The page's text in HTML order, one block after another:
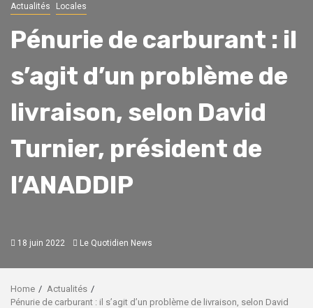
Actualités Locales
Pénurie de carburant : il
s’agit d’un problème de
livraison, selon David
Turnier, président de
l’ANADDIP
18 juin 2022 Le Quotidien News
Home
Actualités
Pénurie de carburant : il s’agit d’un problème de livraison, selon David